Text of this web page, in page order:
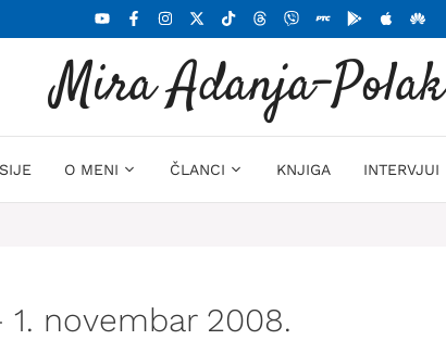
Mira Adanja-Polak
O MENI ČLANCI KNJIGA INTERVJUI
1. novembar 2008.